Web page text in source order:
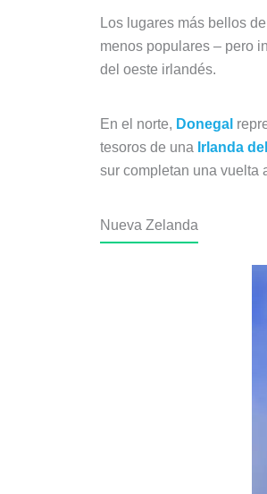
Los lugares más bellos
menos populares – pero
del oeste irlandés.
En el norte, Donegal
tesoros de una Irlanda
sur completan una vuelta
Nueva Zelanda